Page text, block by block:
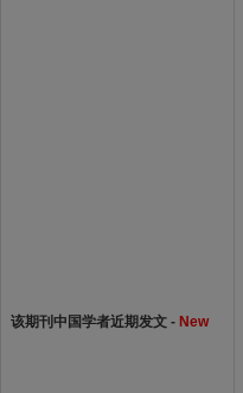
该期刊中国学者近期发文 - New